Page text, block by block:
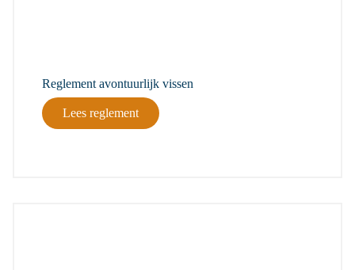
Reglement avontuurlijk vissen
Lees reglement